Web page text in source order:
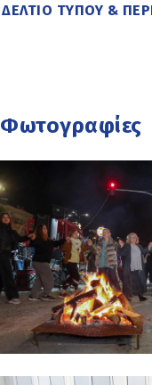
ΔΕΛΤΙΟ ΤΥΠΟΥ &
Φωτογραφίες